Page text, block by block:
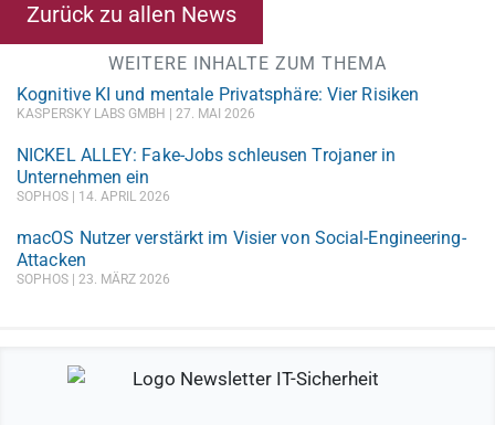
Zurück zu allen News
WEITERE INHALTE ZUM THEMA
Kognitive KI und mentale Privatsphäre: Vier Risiken
KASPERSKY LABS GMBH 27. MAI 2026
NICKEL ALLEY: Fake-Jobs schleusen Trojaner in
Unternehmen ein
SOPHOS 14. APRIL 2026
macOS Nutzer verstärkt im Visier von Social-Engineering-
Attacken
SOPHOS 23. MÄRZ 2026